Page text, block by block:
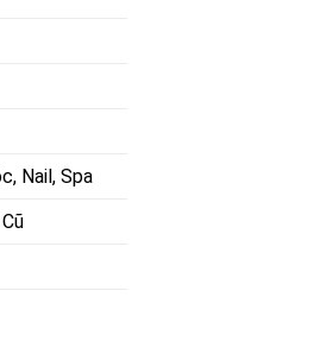
Nail, Spa